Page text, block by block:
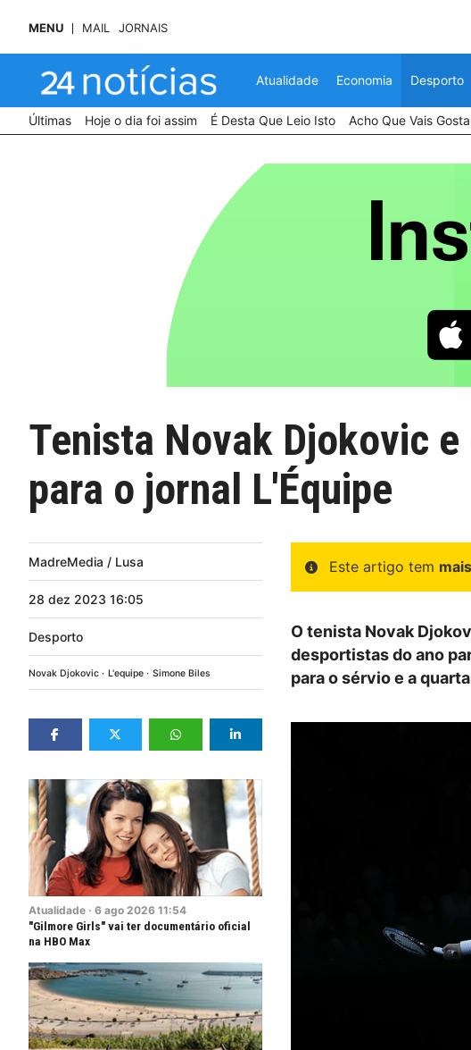
MENU MAIL JORNAIS
Atualidade Economia Desporto
Últimas Hoje o dia foi assim É Desta Que Leio Isto Acho Que Vais
Tenista Novak Djokovic
para o jornal L'Équipe
MadreMedia / Lusa
28 dez 2023 16:05
Desporto
Novak Djokovic L'equipe Simone Biles
Atualidade · 6 ago 2026 11:54
"Gilmore Girls" vai ter documentário oficial
na HBO Max
Este artigo tem
O tenista Novak
desportistas do ano
para o sérvio e a